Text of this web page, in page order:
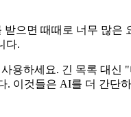
으면 때때로 너무 많은
다.
용하세요. 긴 목록 대신
이것들은 AI를 더 간단